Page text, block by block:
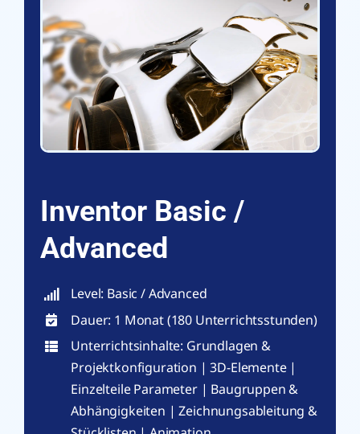
Inventor Basic /
Advanced
Level: Basic / Advanced
Dauer: 1 Monat (180 Unterrichtsstunden)
Unterrichtsinhalte: Grundlagen &
Projektkonfiguration | 3D-Elemente |
Einzelteile Parameter | Baugruppen &
Abhängigkeiten | Zeichnungsableitung &